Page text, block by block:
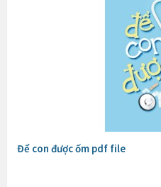
Để con được ốm pdf file